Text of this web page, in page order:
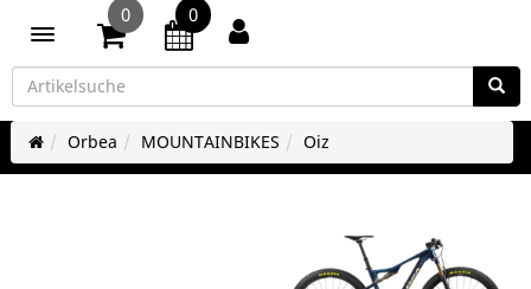
Toggle navigation
0 0
Orbea MOUNTAINBIKES Oiz